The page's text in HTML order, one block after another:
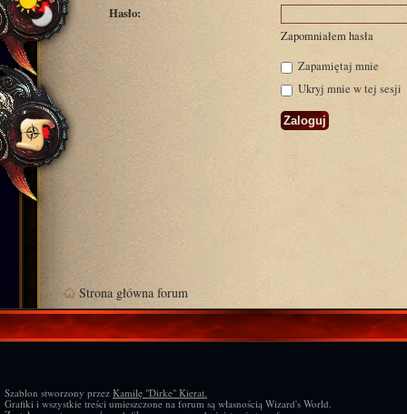
Hasło:
Zapomniałem hasła
Zapamiętaj mnie
Ukryj mnie w tej sesji
Strona główna forum
Szablon stworzony przez Kamilę "Dirke" Kierat.
Grafiki i wszystkie treści umieszczone na forum są własnością Wizard's World.